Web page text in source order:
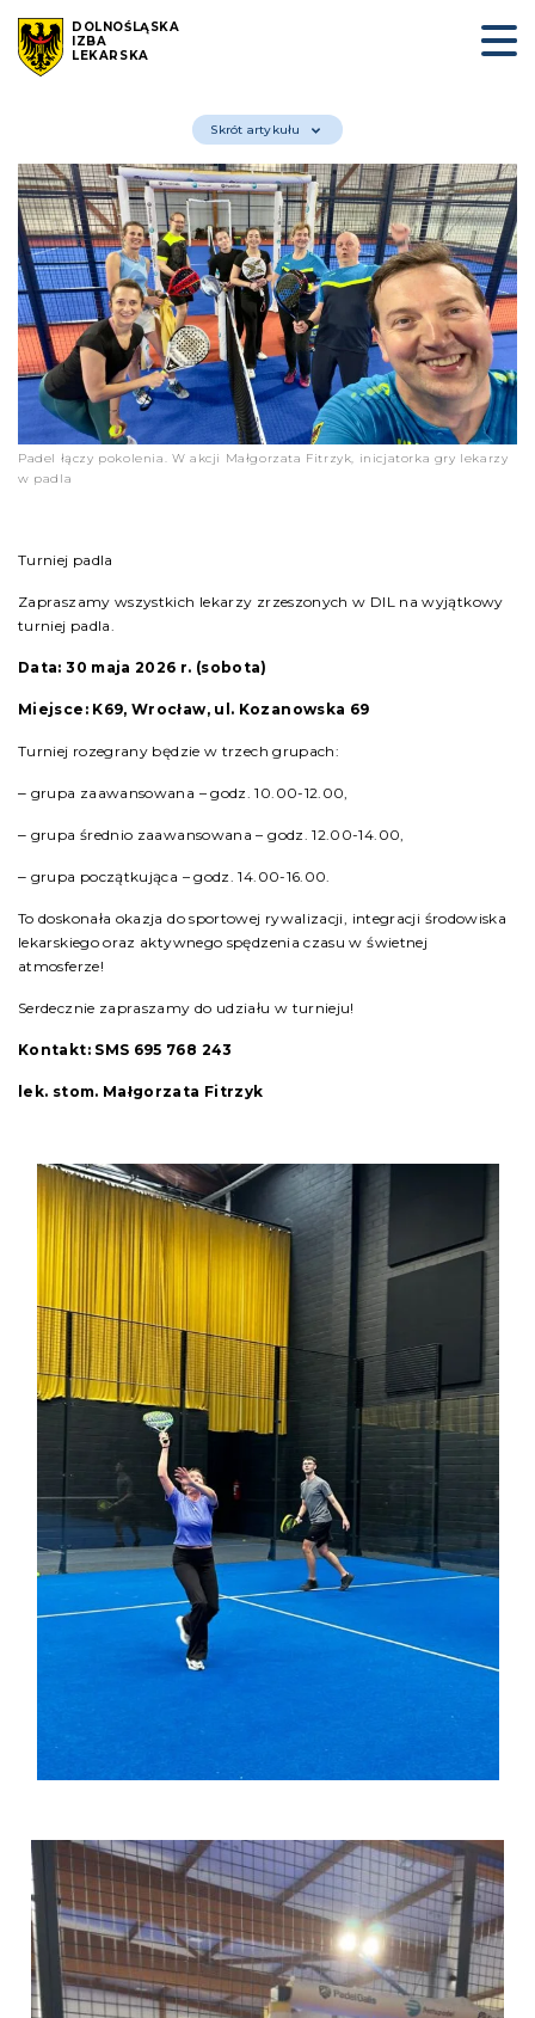
DOLNOŚLĄSKA
IZBA
LEKARSKA
Skrót artykułu
Padel łączy pokolenia. W akcji Małgorzata Fitrzyk, inicjatorka gry lekarzy
w padla
Turniej padla
Zapraszamy wszystkich lekarzy zrzeszonych w DIL na wyjątkowy
turniej padla.
Data: 30 maja 2026 r. (sobota)
Miejsce: K69, Wrocław, ul. Kozanowska 69
Turniej rozegrany będzie w trzech grupach:
‒ grupa zaawansowana – godz. 10.00-12.00,
‒ grupa średnio zaawansowana – godz. 12.00-14.00,
‒ grupa początkująca – godz. 14.00-16.00.
To doskonała okazja do sportowej rywalizacji, integracji środowiska
lekarskiego oraz aktywnego spędzenia czasu w świetnej
atmosferze!
Serdecznie zapraszamy do udziału w turnieju!
Kontakt: SMS 695 768 243
lek. stom. Małgorzata Fitrzyk